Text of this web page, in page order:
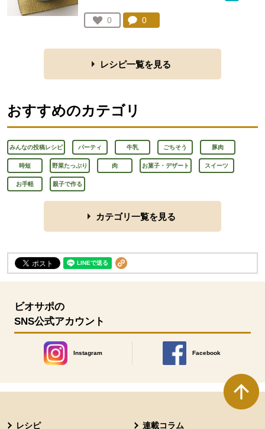
お気に入り登録：
0
人が登録
コメント：
0
レシピ一覧を見る
おすすめのカテゴリ
みんなの投稿レシピ パーティ 牛乳 ごちそう 豚肉
時短 野菜たっぷり 肉 お菓子・デザート スイーツ
お手軽 親子で作る
カテゴリ一覧を見る
ビオサポの
SNS公式アカウント
Instagram
別のウィンドウで開きます。
Facebook
レシピ 連載コラム